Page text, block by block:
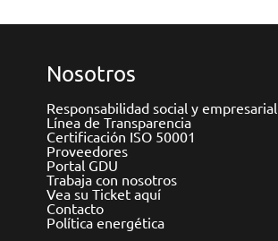
Nosotros
Responsabilidad social y empresarial
Línea de Transparencia
Certificación ISO 50001
Proveedores
Portal GDU
Trabaja con nosotros
Vea su Ticket aquí
Contacto
Política energética